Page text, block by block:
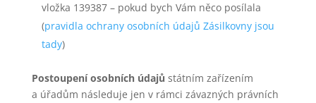
vložka 139387 – pokud bych Vám něco posílala
(pravidla ochrany osobních údajů Zásilkovny jsou
tady)
Postoupení osobních údajů státním zařízením
a úřadům následuje jen v rámci závazných právních